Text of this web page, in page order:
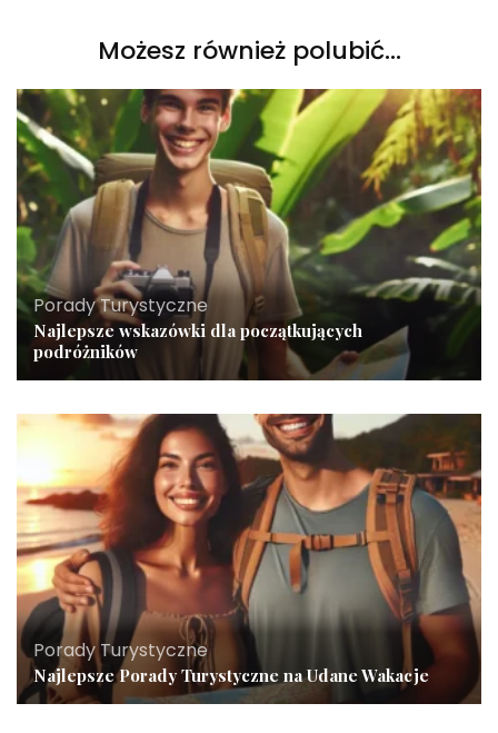
Możesz również polubić…
Porady Turystyczne
Najlepsze wskazówki dla początkujących
podróżników
Porady Turystyczne
Najlepsze Porady Turystyczne na Udane Wakacje